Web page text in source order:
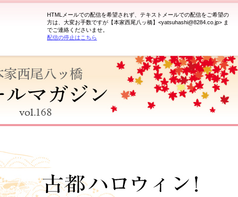
HTMLメールでの配信を希望されず、テキストメールでの配信をご希望の
方は、大変お手数ですが【本家西尾八ッ橋】<yatsuhashi@8284.co.jp> ま
でご連絡くださいませ。
配信の停止はこちら